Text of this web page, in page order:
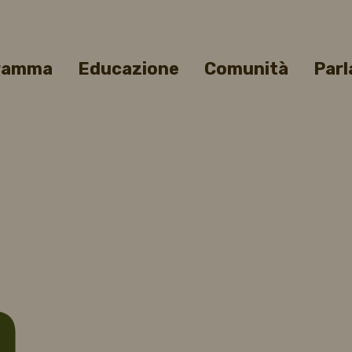
Educazione Comunità